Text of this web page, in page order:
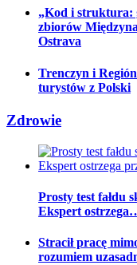
„Kod i struktura:
zbiorów
Ostrava
Trenczyn i
turystów z Polski
Zdrowie
Prosty test fałdu
Ekspert
Stracił pracę
rozumiem